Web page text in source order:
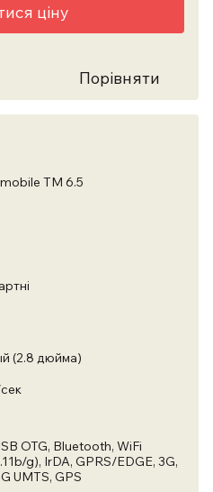
ціну
Порівняти
TM 6.5
(2.8 дюйма)
OTG, Bluetooth, WiFi
g), IrDA, GPRS/EDGE, 3G,
UMTS, GPS